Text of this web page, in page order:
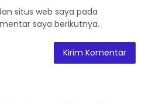
situs web saya pada
saya berikutnya.